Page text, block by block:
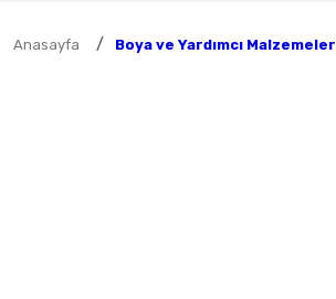
Anasayfa Boya ve Yardımcı Malzemeler